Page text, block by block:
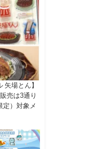
矢場とん】
売は3通り
定）対象メ